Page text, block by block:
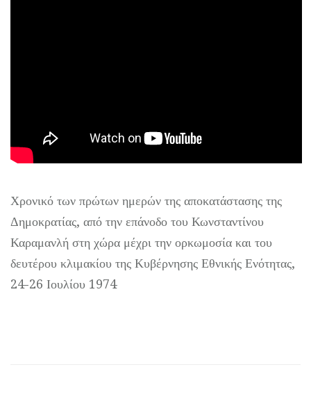
Χρονικό των πρώτων ημερών της αποκατάστασης της
Δημοκρατίας, από την επάνοδο του Κωνσταντίνου
Καραμανλή στη χώρα μέχρι την ορκωμοσία και του
δευτέρου κλιμακίου της Κυβέρνησης Εθνικής Ενότητας,
24-26 Ιουλίου 1974